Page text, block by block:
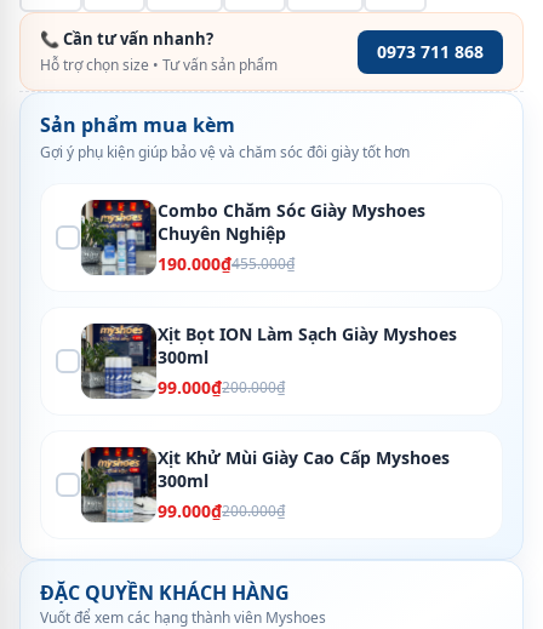
📞 Cần tư vấn nhanh?
Hỗ trợ chọn size • Tư vấn sản phẩm
0973 711 868
Sản phẩm mua kèm
Gợi ý phụ kiện giúp bảo vệ và chăm sóc đôi giày tốt hơn
Combo Chăm Sóc Giày Myshoes
Chuyên Nghiệp
190.000₫455.000₫
Xịt Bọt ION Làm Sạch Giày Myshoes
300ml
99.000₫200.000₫
Xịt Khử Mùi Giày Cao Cấp Myshoes
300ml
99.000₫200.000₫
ĐẶC QUYỀN KHÁCH HÀNG
Vuốt để xem các hạng thành viên Myshoes